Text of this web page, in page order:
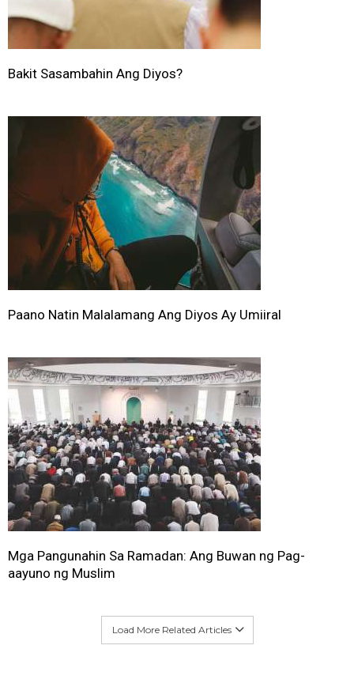
Bakit Sasambahin Ang Diyos?
Paano Natin Malalamang Ang Diyos Ay Umiiral
Mga Pangunahin Sa Ramadan: Ang Buwan ng Pag-
aayuno ng Muslim
Load More Related Articles